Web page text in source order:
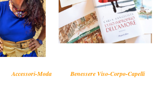
Accessori-Moda Benessere Viso-Corpo-Capelli